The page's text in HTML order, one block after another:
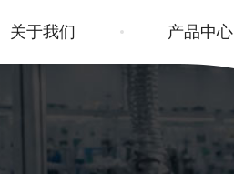
关于我们 产品中心